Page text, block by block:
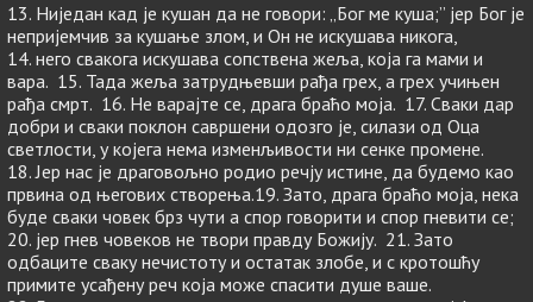
13. Ниједан кад је кушан да не говори: „Бог ме куша;” јер Бог је
непријемчив за кушање злом, и Он не искушава никога,
14. него свакога искушава сопствена жеља, која га мами и
вара. 15. Тада жеља затрудњевши рађа грех, а грех учињен
рађа смрт. 16. Не варајте се, драга браћо моја. 17. Сваки дар
добри и сваки поклон савршени одозго је, силази од Оца
светлости, у којега нема изменљивости ни сенке промене.
18. Јер нас је драговољно родио речју истине, да будемо као
првина од његових створења.19. Зато, драга браћо моја, нека
буде сваки човек брз чути а спор говорити и спор гневити се;
20. јер гнев човеков не твори правду Божију. 21. Зато
одбаците сваку нечистоту и остатак злобе, и с кротошћу
примите усађену реч која може спасити душе ваше.